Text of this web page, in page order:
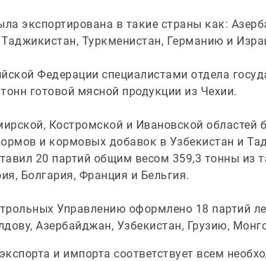
экспортирована в такие страны как:
Туркменистан, Германию и
Федерации специалистами отдела
готовой мясной продукции из Чехии.
Костромской и Ивановской областей
и кормовых добавок в Узбекистан и
20 партий общим весом 359,3 тонны из
Болгария, Франция и Бельгия.
Управлению оформлено 18 партий
Азербайджан, Узбекистан, Грузию,
и импорта соответствует всем